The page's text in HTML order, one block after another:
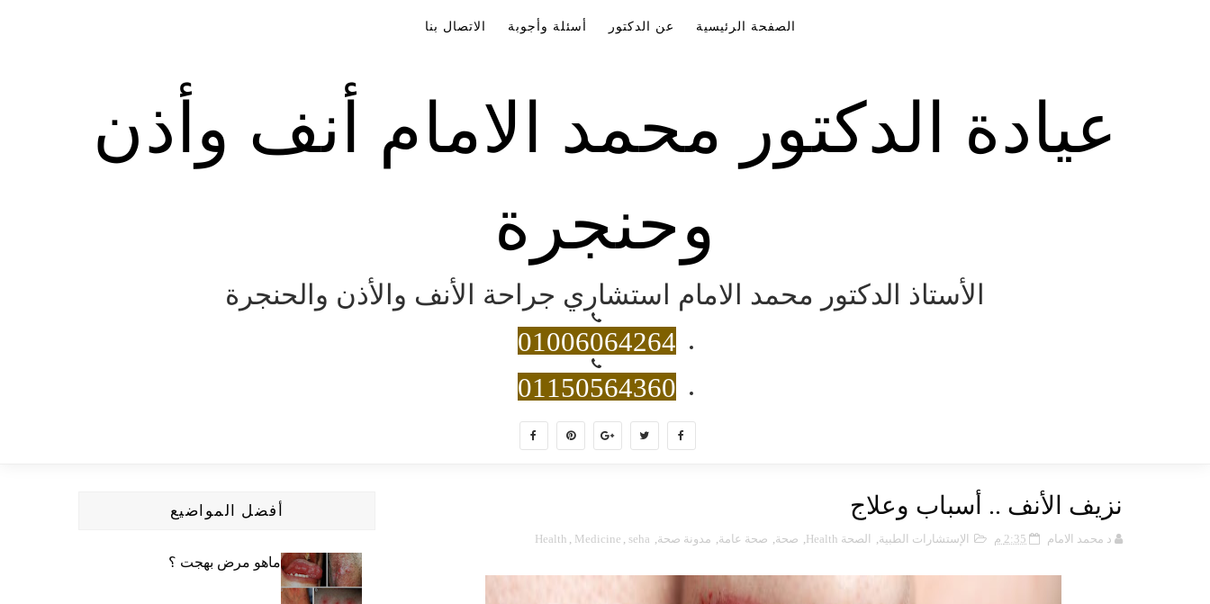
الصفحة الرئيسية عن الدكتور أسئلة وأجوبة الاتصال بنا
عيادة الدكتور محمد الامام أنف وأذن
وحنجرة
الأستاذ الدكتور محمد الامام استشاري جراحة الأنف والأذن والحنجرة
01006064264
01150564360
نزيف الأنف .. أسباب وعلاج
د محمد الامام 2:35 م الإستشارات الطبية, الصحة Health , صحة, صحة عامة, مدونة صحة,
Health , Medicine , seha
أفضل المواضيع
ماهو مرض بهجت ؟